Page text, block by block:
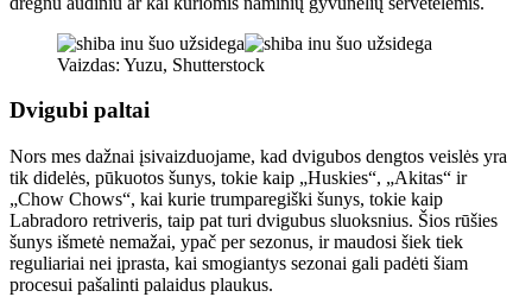
Vaizdas: Yuzu, Shutterstock
Dvigubi paltai
Nors mes dažnai įsivaizduojame, kad dvigubos dengtos veislės yra
tik didelės, pūkuotos šunys, tokie kaip „Huskies“, „Akitas“ ir
„Chow Chows“, kai kurie trumparegiški šunys, tokie kaip
Labradoro retriveris, taip pat turi dvigubus sluoksnius. Šios rūšies
šunys išmetė nemažai, ypač per sezonus, ir maudosi šiek tiek
reguliariai nei įprasta, kai smogiantys sezonai gali padėti šiam
procesui pašalinti palaidus plaukus.